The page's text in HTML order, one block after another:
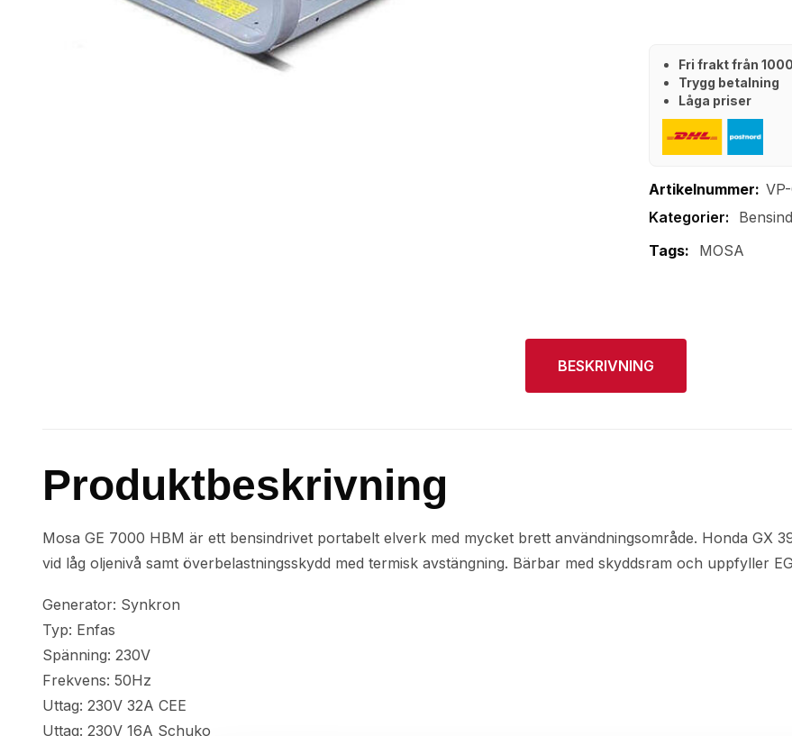
Fri frakt från
Trygg betalning
Låga priser
Artikelnummer:
Tags:
MOSA
BESKRIVNING
Produktbeskrivning
Mosa GE 7000 HBM är ett bensindrivet portabelt elverk med mycket brett användningsområde. Honda GX
vid låg oljenivå samt överbelastningsskydd med termisk avstängning. Bärbar med skyddsram och uppfyller
Generator: Synkron
Typ: Enfas
Spänning: 230V
Frekvens: 50Hz
Uttag: 230V 32A CEE
Uttag: 230V 16A Schuko